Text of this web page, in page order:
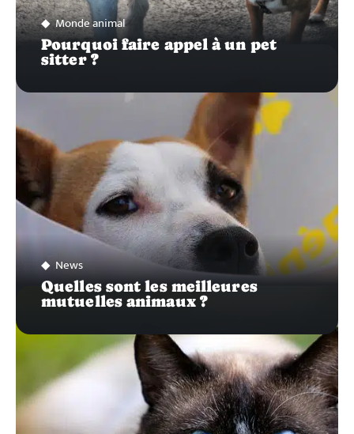
Monde animal
Pourquoi faire appel à un pet
sitter ?
News
Quelles sont les meilleures
mutuelles animaux ?